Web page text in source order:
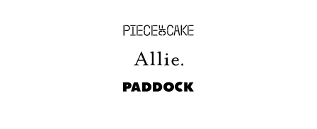
Piece of Cake
Allie
Paddock